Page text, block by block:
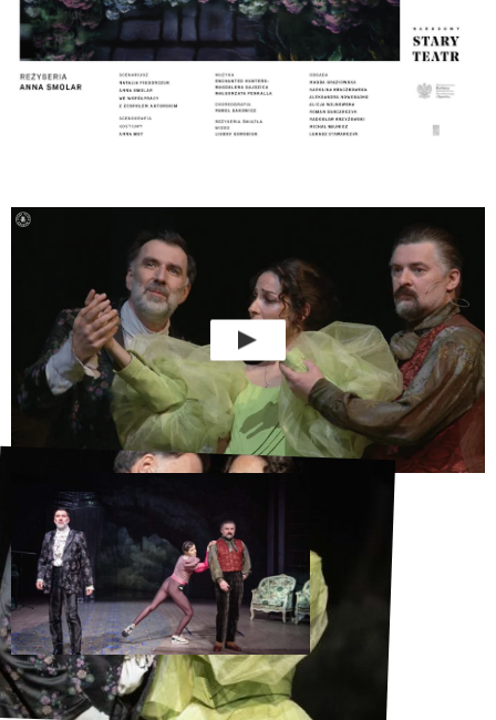
indywidualnym stylu z własną historią, ale we
wspólnocie. I jest to opowieść, której potrzebujemy
zamiast polonezów i mazurów. Może nieco
naiwnego, siostrzanego spotkania Zofii z Haliną
trzymających się za rękę na scenie, może Jontka
Janusza, który zastanawia się, kiedy stracił w życiu
Marta Zdanowska, dwutygodnik.com
Nagrody i wyjazdy:
2021 – XIV Międzynarodowy Festiwal Teatralny
Boska Komedia, Kraków
2022 – 42. Warszawskie Spotkania Teatralne
– 63 Kaliskie Spotkania Teatralne
Aleksandra Nowosadko – Trzecia nagroda za rolę
Halki
Łukasz Stawarczyk – Trzecia nagroda za rolę Jontka
Karolina Kraczkowska (gościnnie) specjalna nagroda
aktorska dla artysty na początku Drogi Aktorskiej za
rolę Tancerki